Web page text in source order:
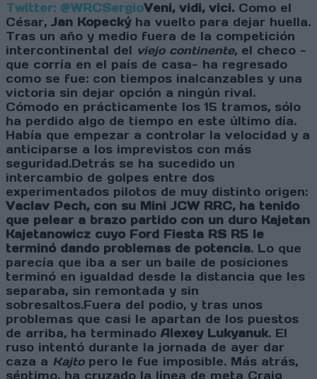
Twitter: @WRCSergioVeni, vidi, vici. Como el
César, Jan Kopeckýha vuelto para dejar huella.
Tras un año y medio fuera de la competición
intercontinental del viejo continente, el checo -
que corría en el país de casa- ha regresado
como se fue: con tiempos inalcanzables y una
victoria sin dejar opción a ningún rival.
Cómodo en prácticamente los 15 tramos, sólo
ha perdido algo de tiempo en este último día.
Había que empezar a controlar la velocidad y a
anticiparse a los imprevistos con más
seguridad.Detrás se ha sucedido un
intercambio de golpes entre dos
experimentados pilotos de muy distinto origen:
Vaclav Pech, con su Mini JCW RRC, ha tenido
que pelear a brazo partido con un duro Kajetan
Kajetanowicz cuyo Ford Fiesta RS R5 le
terminó dando problemas de potencia. Lo que
parecía que iba a ser un baile de posiciones
terminó en igualdad desde la distancia que les
separaba, sin remontada y sin
sobresaltos.Fuera del podio, y tras unos
problemas que casi le apartan de los puestos
de arriba, ha terminado Alexey Lukyanuk. El
ruso intentó durante la jornada de ayer dar
caza a Kajto pero le fue imposible. Más atrás,
séptimo, ha cruzado la línea de meta Craig